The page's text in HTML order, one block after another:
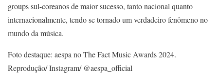
groups sul-coreanos de maior sucesso, tanto nacional quanto
internacionalmente, tendo se tornado um verdadeiro fenômeno no
mundo da música.
Foto destaque: aespa no The Fact Music Awards 2024.
Reprodução/ Instagram/ @aespa_official